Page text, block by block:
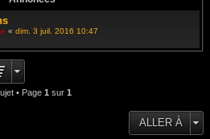
« dim. 3 juil. 2016 10:47
• Page 1 sur 1
ALLER À